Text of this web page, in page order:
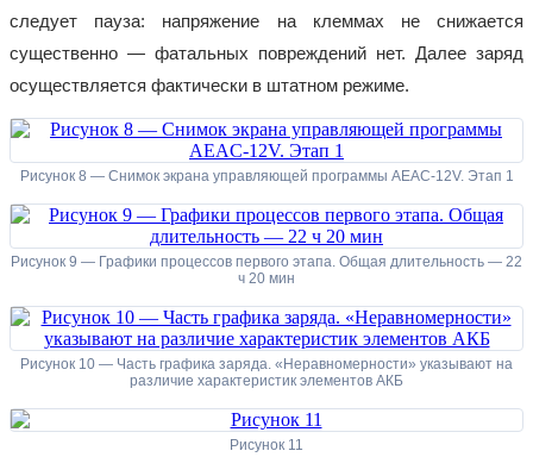
следует пауза: напряжение на клеммах не снижается
существенно — фатальных повреждений нет. Далее заряд
осуществляется фактически в штатном режиме.
Рисунок 8 — Снимок экрана управляющей программы AEAC-12V. Этап 1
Рисунок 9 — Графики процессов первого этапа. Общая длительность — 22
ч 20 мин
Рисунок 10 — Часть графика заряда. «Неравномерности» указывают на
различие характеристик элементов АКБ
Рисунок 11